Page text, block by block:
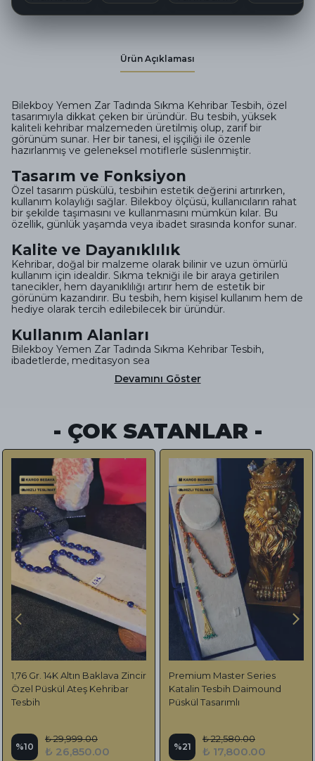
Ürün Açıklaması
Bilekboy Yemen Zar Tadında Sıkma Kehribar Tesbih, özel
tasarımıyla dikkat çeken bir üründür. Bu tesbih, yüksek
kaliteli kehribar malzemeden üretilmiş olup, zarif bir
görünüm sunar. Her bir tanesi, el işçiliği ile özenle
hazırlanmış ve geleneksel motiflerle süslenmiştir.
Tasarım ve Fonksiyon
Özel tasarım püskülü, tesbihin estetik değerini artırırken,
kullanım kolaylığı sağlar. Bilekboy ölçüsü, kullanıcıların rahat
bir şekilde taşımasını ve kullanmasını mümkün kılar. Bu
özellik, günlük yaşamda veya ibadet sırasında konfor sunar.
Kalite ve Dayanıklılık
Kehribar, doğal bir malzeme olarak bilinir ve uzun ömürlü
kullanım için idealdir. Sıkma tekniği ile bir araya getirilen
tanecikler, hem dayanıklılığı artırır hem de estetik bir
görünüm kazandırır. Bu tesbih, hem kişisel kullanım hem de
hediye olarak tercih edilebilecek bir üründür.
Kullanım Alanları
Bilekboy Yemen Zar Tadında Sıkma Kehribar Tesbih,
ibadetlerde, meditasyon sea
Devamını Göster
- ÇOK SATANLAR -
1,76 Gr. 14K Altın Baklava Zincir
Özel Püskül Ateş Kehribar
Tesbih
%10
₺ 29,999.00
₺ 26,850.00
Premium Master Series
Katalin Tesbih Daimound
Püskül Tasarımlı
%21
₺ 22,580.00
₺ 17,800.00